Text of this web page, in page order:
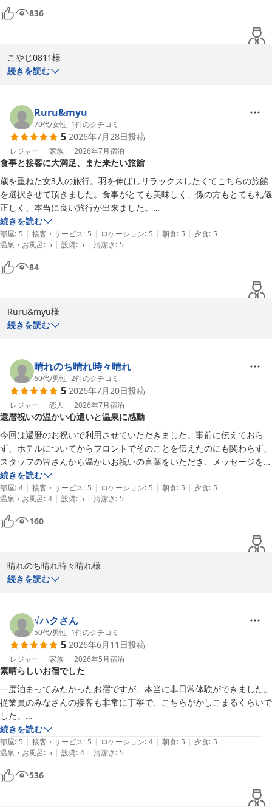
夕食の際は担当の方が飲み物から食べ物まで細かく説明をしてくれて安
心して食事をとることができました。
スタッフ皆様の素敵な笑顔ときめ細かな接客がとても安心感と心が癒さ
子供が産まれて中学生になったらまたお世話になろうと妻と話をしてい
ました。
本当にお世話になりました。
836
こやじ0811様
この度は雪月花別邸翠雲にご宿泊いただきまして誠にありがとうご
スタッフの対応について温かいお言葉を賜り大変嬉しく存じます。
マタニティプランのお食事も安心してお召し上がりいただけたよう
で何よりでございます。
今後もすべてのお客様に安心してご滞在いただけるようスタッフ一
同努めて参ります。
ご家族皆様でのまたのご来館を心よりお待ち申し上げております。
雪月花別邸翠雲　田中
雪月花別邸 翠雲（共立リゾート）
2026-05-13
続きを読む
Ruru&myu
70代/女性 | 1件のクチコミ
5 2026年7月28日投稿
レジャー 家族 2026年7月宿泊
食事と接客に大満足、また来たい旅館
歳を重ねた女3人の旅行。羽を伸ばしリラックスしたくてこちらの旅館
を選択させて頂きました。食事がとても美味しく、係の方もとても礼儀
正しく、本当に良い旅行が出来ました。
また箱根に来る時は是非こちらの旅館に泊まりたいと思っています。
続きを読む
部屋: 5 | 接客・サービス: 5 | ロケーション: 5 | 朝食: 5 | 夕食: 5 |
温泉・お風呂: 5 | 設備: 5 | 清潔さ: 5
84
Ruru&myu様
この度は雪月花別邸翠雲にご宿泊いただきまして誠にありがとうご
ゆったりとしたご滞在になったと伺い、嬉しく存じます。
お料理や礼スタッフの対応についての温かいお言葉も大変励みとな
ります。
皆様がさらに快適にお過ごしいただけるよう工夫を重ねてまいりま
す。
またのご来館を心よりお待ち申し上げております。
雪月花別邸翠雲　田中
雪月花別邸 翠雲（共立リゾート）
2026-08-05
続きを読む
晴れのち晴れ時々晴れ
60代/男性 |2件のクチコミ
5 2026年7月20日投稿
レジャー 恋人 2026年7月宿泊
還暦祝いの温かい心遣いと温泉に感動
今回は還暦のお祝いで利用させていただきました。事前に伝えておら
ず、ホテルについてからフロントでそのことを伝えたのにも関わらず、
スタッフの皆さんから温かいお祝いの言葉をいただき、メッセージを添
えて記念品を頂戴し、赤いちゃんちゃんこを着て写真撮影もしてもらい
ました。スタッフの皆さんの細やかな心配り、とても嬉しかったです。
夕食は日本人の味覚を満たす、匠の技を堪能させて頂きました。温泉は
まさしく箱根の名湯で、日々の疲れを癒す素晴らしい温泉でした。
続きを読む
部屋: 4 | 接客・サービス: 5 | ロケーション: 5 | 朝食: 5 | 夕食: 5 |
温泉・お風呂: 4 | 設備: 5 | 清潔さ: 5
160
晴れのち晴れ時々晴れ様
この度は大切な還暦のお祝いに雪月花別邸翠雲をお選びいただき、
記念品やメッセージカードをお喜びいただけたとのこと、大変嬉し
く拝読いたしました。
お食事やスタッフの対応に関しましても温かいお言葉を賜り大変励
みになります。
今後も細やかな心配りを心がけ皆様に快適にお過ごしいただけるよ
う努めて参ります。
またのご来館を心よりお待ち申し上げております。
雪月花別邸翠雲　田中
雪月花別邸 翠雲（共立リゾート）
2026-07-27
続きを読む
√ハクさん
50代/男性 | 1件のクチコミ
5 2026年6月11日投稿
レジャー 家族 2026年5月宿泊
素晴らしいお宿でした
一度泊まってみたかったお宿ですが、本当に非日常体験ができました。
従業員のみなさんの接客も非常に丁寧で、こちらがかしこまるくらいで
した。
入った瞬間の雰囲気，チェックイン時のおもてなし，茶香炉の香り，お
花、抹茶体験，食事，部屋，温泉，夜鳴きそばとすべてに満足です。妻
の誕生日記念で利用しましたが、夕食時のお心遣いには本当に感謝して
おります。妻も大喜びです。
続きを読む
部屋: 5 | 接客・サービス: 5 | ロケーション: 4 | 朝食: 5 | 夕食: 5 |
温泉・お風呂: 5 | 設備: 4 | 清潔さ: 5
536